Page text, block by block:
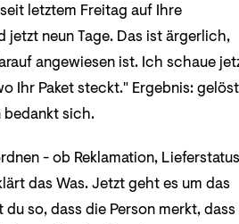
letztem Freitag auf Ihre
jetzt neun Tage. Das ist ärgerlich,
angewiesen ist. Ich schaue
Ihr Paket steckt." Ergebnis: gelöst
bedankt sich.
- ob Reklamation, Lieferstatus
das Was. Jetzt geht es um das
so, dass die Person merkt, dass